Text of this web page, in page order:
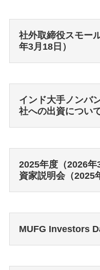
社外取締役スモー
年3月18日）
インド大手ノンバ
社への出資につい
2025年度（2026
資家説明会（2025
MUFG Investors